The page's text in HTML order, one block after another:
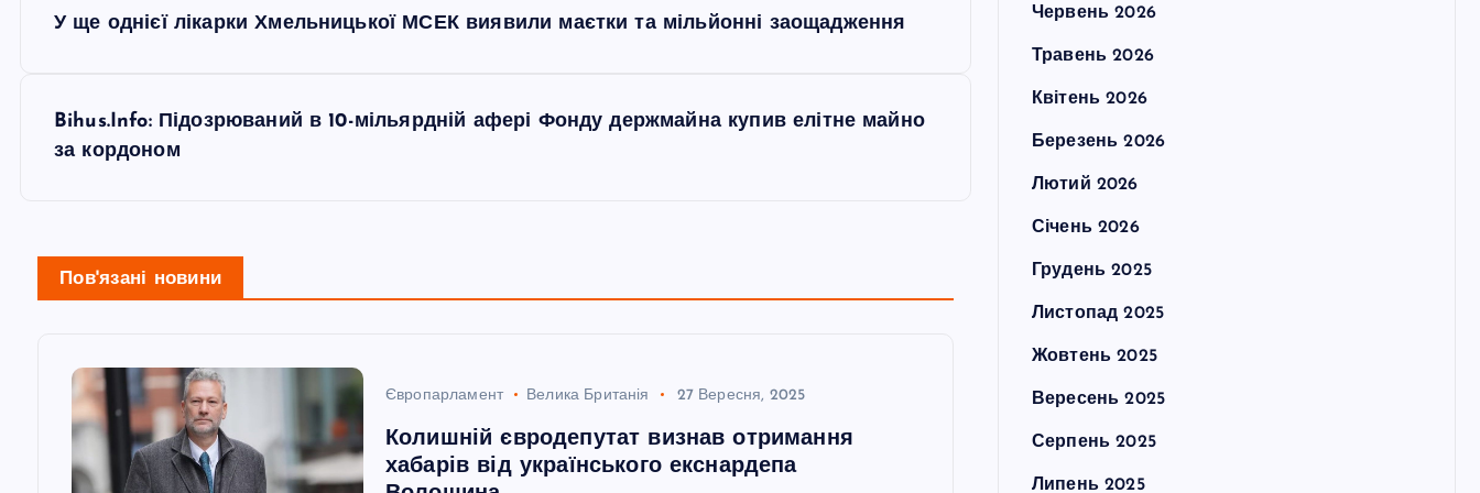
г
а
У ще однієї лікарки Хмельницької МСЕК виявили маєтки та мільйонні заощадження
Bihus.Info: Підозрюваний в 10-мільярдній афері Фонду держмайна купив елітне майно
за кордоном
Пов'язані новини
Європарламент Велика Британія 27 Вересня, 2025
Колишній євродепутат визнав отримання
хабарів від українського екснардепа
Червень 2026
Травень 2026
Квітень 2026
Березень 2026
Лютий 2026
Січень 2026
Грудень 2025
Листопад 2025
Жовтень 2025
Вересень 2025
Серпень 2025
Липень 2025